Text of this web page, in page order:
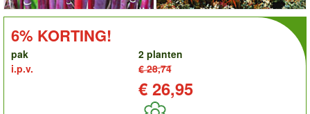
order
KORTING!:
6% KORTING!
pak
2 planten
i.p.v.
€ 28,74
€ 26,95